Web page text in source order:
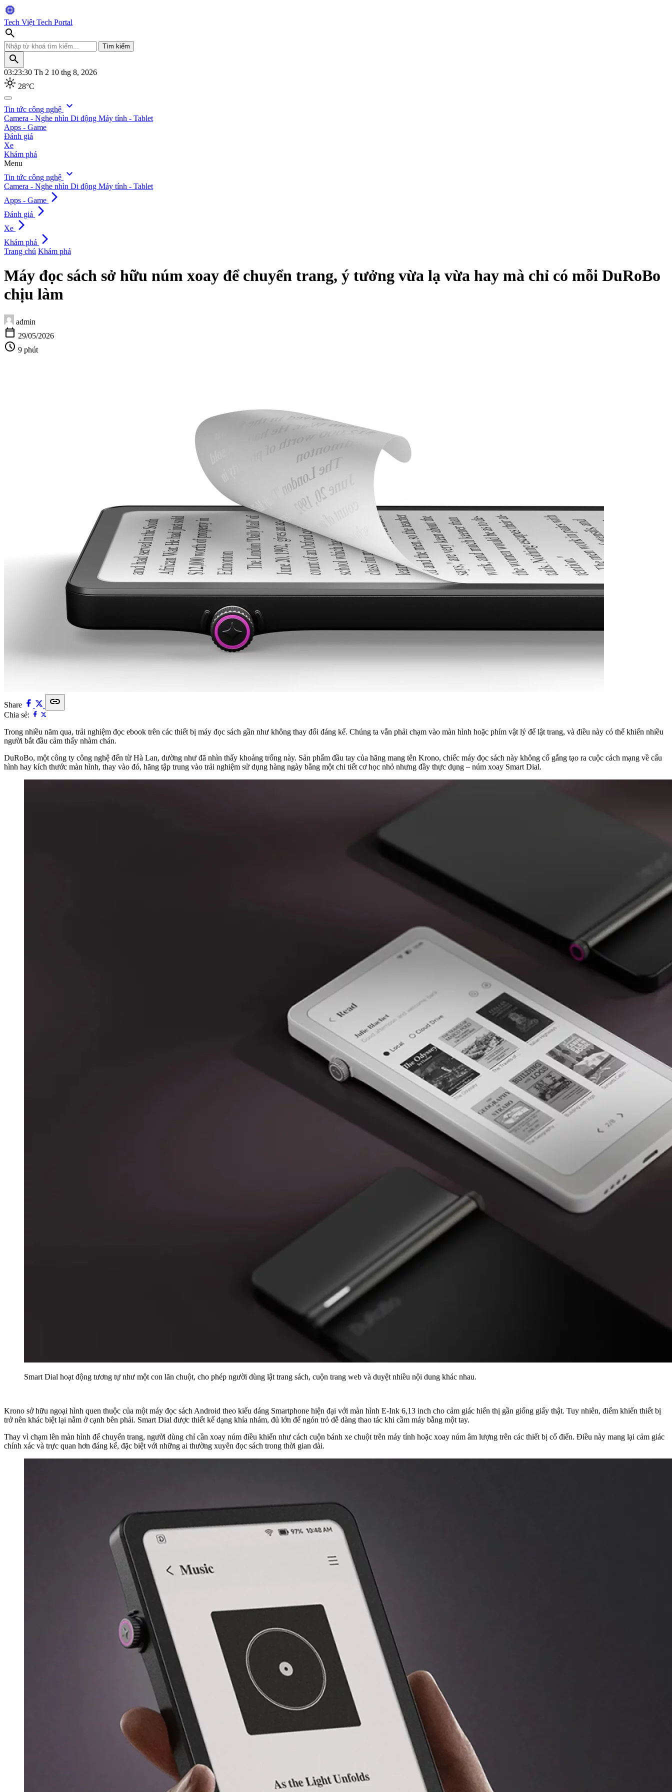
memory
Tech Việt Tech Portal
search
Tìm kiếm
search
03:23:32 Th 2 10 thg 8, 2026
light_mode 28°C
search
Tìm kiếm
Tin tức công nghệ expand_more
Camera - Nghe nhìn Di động Máy tính - Tablet
Apps - Game
Đánh giá
Xe
Khám phá
Menu
Tin tức công nghệ expand_more
Camera - Nghe nhìn Di động Máy tính - Tablet
Apps - Game arrow_forward_ios
Đánh giá arrow_forward_ios
Xe arrow_forward_ios
Khám phá arrow_forward_ios
Trang chủ Khám phá
Máy đọc sách sở hữu núm xoay để chuyển trang, ý tưởng vừa lạ vừa hay mà chỉ có mỗi DuRoBo
chịu làm
admin
calendar_today 29/05/2026
schedule 9 phút
Share link
Chia sẻ:
Trong nhiều năm qua, trải nghiệm đọc ebook trên các thiết bị máy đọc sách gần như không thay đổi đáng kể. Chúng ta vẫn phải chạm vào màn hình hoặc phím vật lý để lật trang, và điều này có thể khiến nhiều
người bắt đầu cảm thấy nhàm chán.
DuRoBo, một công ty công nghệ đến từ Hà Lan, dường như đã nhìn thấy khoảng trống này. Sản phẩm đầu tay của hãng mang tên Krono, chiếc máy đọc sách này không cố gắng tạo ra cuộc cách mạng về cấu
hình hay kích thước màn hình, thay vào đó, hãng tập trung vào trải nghiệm sử dụng hàng ngày bằng một chi tiết cơ học nhỏ nhưng đầy thực dụng – núm xoay Smart Dial.
Smart Dial hoạt động tương tự như một con lăn chuột, cho phép người dùng lật trang sách, cuộn trang web và duyệt nhiều nội dung khác nhau.
Krono sở hữu ngoại hình quen thuộc của một máy đọc sách Android theo kiểu dáng Smartphone hiện đại với màn hình E-Ink 6,13 inch cho cảm giác hiển thị gần giống giấy thật. Tuy nhiên, điểm khiến thiết bị
trở nên khác biệt lại nằm ở cạnh bên phải. Smart Dial được thiết kế dạng khía nhám, đủ lớn để ngón trỏ dễ dàng thao tác khi cầm máy bằng một tay.
Thay vì chạm lên màn hình để chuyển trang, người dùng chỉ cần xoay núm điều khiển như cách cuộn bánh xe chuột trên máy tính hoặc xoay núm âm lượng trên các thiết bị cổ điển. Điều này mang lại cảm giác
chính xác và trực quan hơn đáng kể, đặc biệt với những ai thường xuyên đọc sách trong thời gian dài.